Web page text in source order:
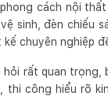
cách nội
sinh, đèn chiếu
chuyên nghiệp
rất quan trọng,
công hiểu rõ